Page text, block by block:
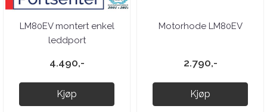
LM80EV montert enkel
leddport
4.490,-
Kjøp
Motorhode LM80EV
2.790,-
Kjøp